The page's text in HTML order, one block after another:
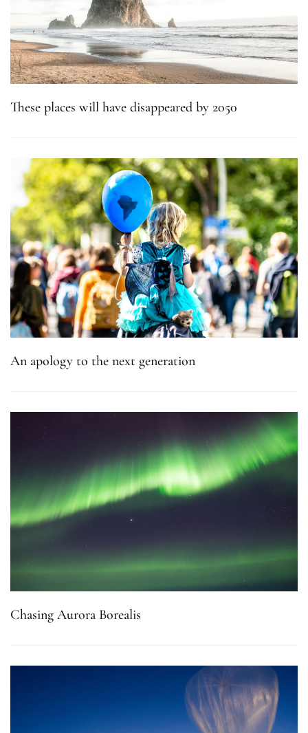
These places will have disappeared by 2050
An apology to the next generation
Chasing Aurora Borealis